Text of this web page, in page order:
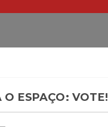
O ESPAÇO: VOTE!